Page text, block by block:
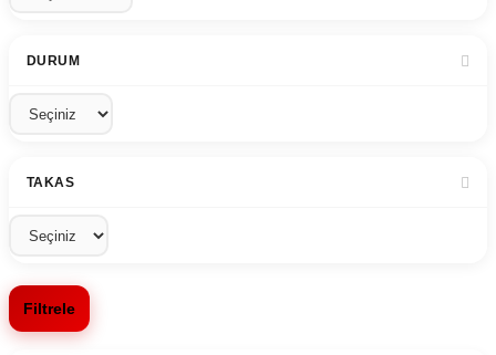
DURUM
TAKAS
Filtrele